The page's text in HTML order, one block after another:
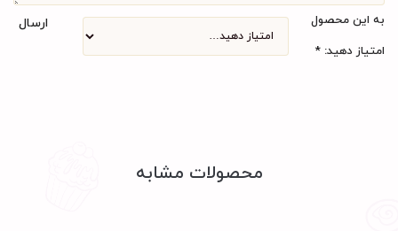
به این محصول
امتیاز دهید: *
ارسال
محصولات مشابه